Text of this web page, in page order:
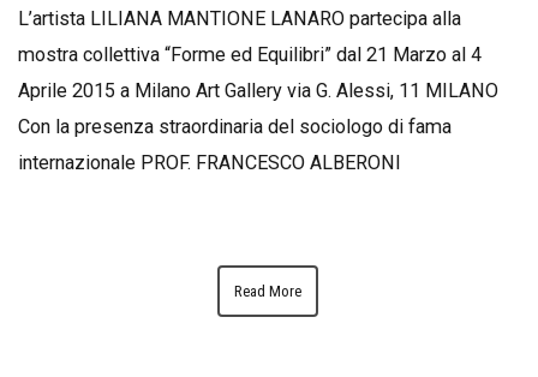
L’artista LILIANA MANTIONE LANARO partecipa alla
mostra collettiva “Forme ed Equilibri” dal 21 Marzo al 4
Aprile 2015 a Milano Art Gallery via G. Alessi, 11 MILANO
Con la presenza straordinaria del sociologo di fama
internazionale PROF. FRANCESCO ALBERONI
Read More